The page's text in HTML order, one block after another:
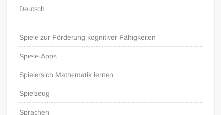
Deutsch
Spiele zur Förderung kognitiver Fähigkeiten
Spiele-Apps
Spielersich Mathematik lernen
Spielzeug
Sprachen